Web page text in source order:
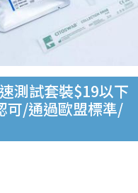
測試套裝$19以下
可/通過歐盟標準/